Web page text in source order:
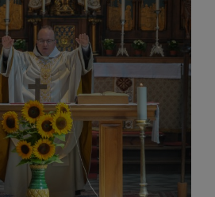
Jul 2026
Jun 2026
Mai 2026
Apr 2026
Mär 2026
Feb 2026
Jan 2026
Dez 2025
Nov 2025